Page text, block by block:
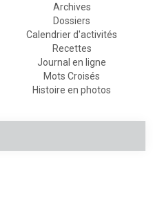
Archives
Dossiers
Calendrier d'activités
Recettes
Journal en ligne
Mots Croisés
Histoire en photos